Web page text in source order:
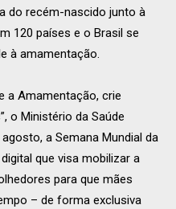
do recém-nascido junto à
120 países e o Brasil se
à amamentação.
a Amamentação, crie
o Ministério da Saúde
a Semana Mundial da
que visa mobilizar a
para que mães
– de forma exclusiva